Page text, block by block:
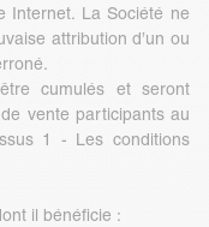
Internet. La Société ne
attribution d’un ou
cumulés et seront
vente participants au
1 - Les conditions
il bénéficie :